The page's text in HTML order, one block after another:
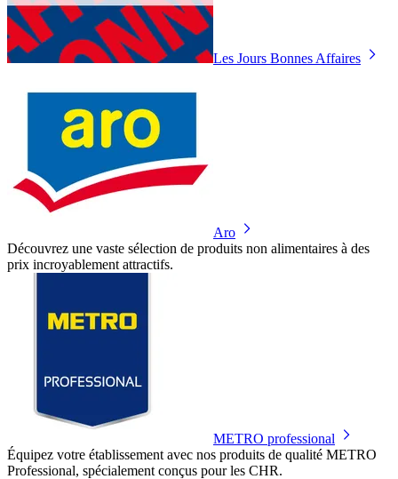
Les Jours Bonnes Affaires
Aro
Découvrez une vaste sélection de produits non alimentaires à des
prix incroyablement attractifs.
METRO professional
Équipez votre établissement avec nos produits de qualité METRO
Professional, spécialement conçus pour les CHR.